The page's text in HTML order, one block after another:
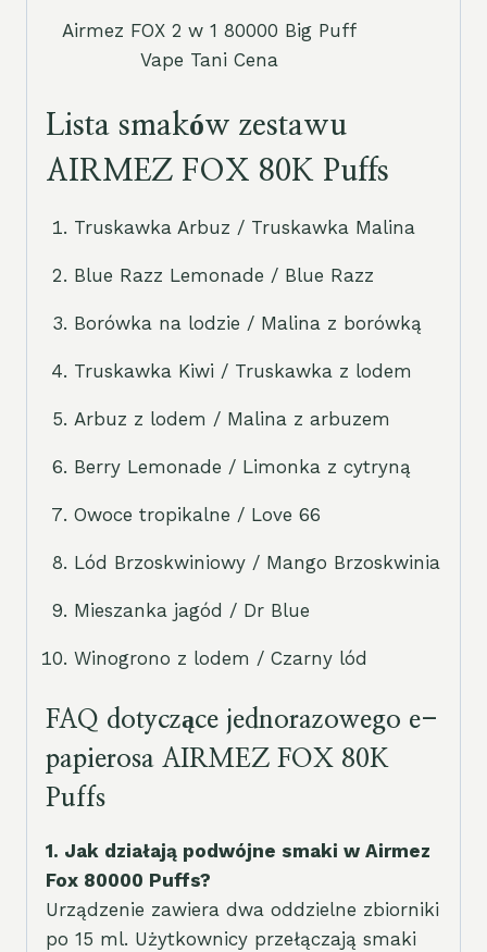
Airmez FOX 2 w 1 80000 Big Puff
Vape Tani Cena
Lista smaków zestawu
AIRMEZ FOX 80K Puffs
Truskawka Arbuz / Truskawka Malina
Blue Razz Lemonade / Blue Razz
Borówka na lodzie / Malina z borówką
Truskawka Kiwi / Truskawka z lodem
Arbuz z lodem / Malina z arbuzem
Berry Lemonade / Limonka z cytryną
Owoce tropikalne / Love 66
Lód Brzoskwiniowy / Mango Brzoskwinia
Mieszanka jagód / Dr Blue
Winogrono z lodem / Czarny lód
FAQ dotyczące jednorazowego e-
papierosa AIRMEZ FOX 80K
Puffs
1. Jak działają podwójne smaki w Airmez
Fox 80000 Puffs?
Urządzenie zawiera dwa oddzielne zbiorniki
po 15 ml. Użytkownicy przełączają smaki